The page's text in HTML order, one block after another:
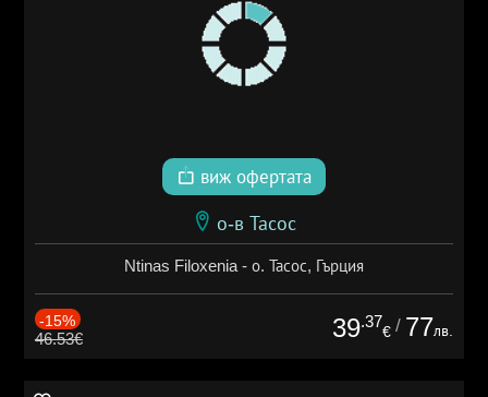
виж офертата
о-в Тасос
Ntinas Filoxenia - о. Тасос, Гърция
-15%
46.53€ 39.37
€ / 77лв.